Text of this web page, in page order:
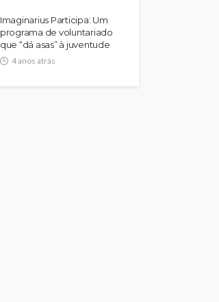
Imaginarius Participa: Um
programa de voluntariado
que “dá asas” à juventude
4 anos atrás